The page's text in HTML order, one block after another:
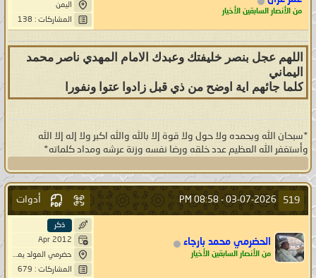
من الأنصار السابقين الأخيار
اليمن
المشاركات : 138
اللهم عجل بنصر خليفتك وعبدك الامام المهدي ناصر محمد
اليماني
كلما جائهم اية اوضح من ذي قبل زادوا عتوا ونفورا
*سبحان الله وبحمده ولا حول ولا قوة إلا بالله والله اكبر ولا إله إلا الله
وأستغفر الله العظيم عدد خلقه ورضا نفسه وزنة عرشه ومداد كلماته*
519
03-07-2026 -
08:58 PM أدوات
الحضرمي محمد بارجاء
من الأنصار السابقين الأخيار
ذكر
Apr 2012
حضرمي المولد يماني الوطن عالمي الفكر
المشاركات : 679